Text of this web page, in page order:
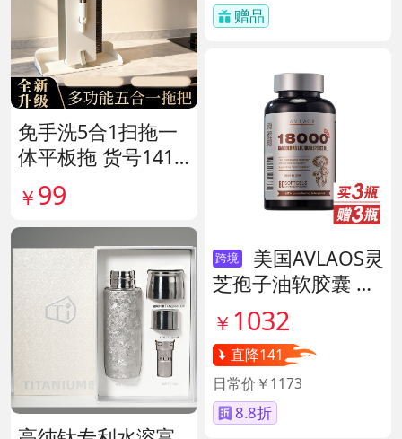
免手洗5合1扫拖一
体平板拖 货号1415
80
￥ 99
赠品
跨境
美国AVLAOS灵
芝孢子油软胶囊 货
号139605
￥ 1032
直降141
日常价￥1173
8.8折